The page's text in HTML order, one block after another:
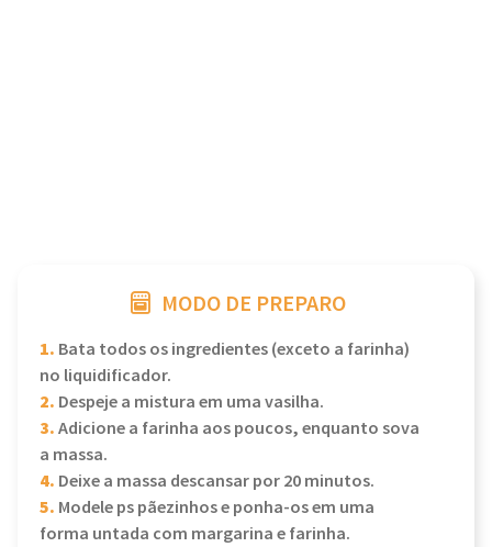
MODO DE PREPARO
1. Bata todos os ingredientes (exceto a farinha)
no liquidificador.
2. Despeje a mistura em uma vasilha.
3.Adicione a farinha aos poucos, enquanto sova
a massa.
4. Deixe a massa descansar por 20 minutos.
5. Modele ps pãezinhos e ponha-os em uma
forma untada com margarina e farinha.